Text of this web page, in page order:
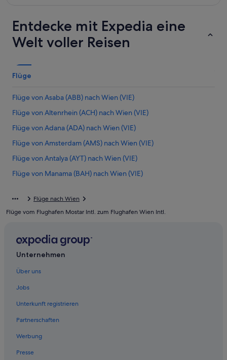
Entdecke mit Expedia eine
Welt voller Reisen
Flüge
Flüge von Asaba (ABB) nach Wien (VIE)
Flüge von Altenrhein (ACH) nach Wien (VIE)
Flüge von Adana (ADA) nach Wien (VIE)
Flüge von Amsterdam (AMS) nach Wien (VIE)
Flüge von Antalya (AYT) nach Wien (VIE)
Flüge von Manama (BAH) nach Wien (VIE)
Flüge von Brindisi (BDS) nach Wien (VIE)
Flüge von Berlin (BER) nach Wien (VIE)
Flüge von Bournemouth (BOH) nach Wien (VIE)
Flüge von Basel (BSL) nach Wien (VIE)
Flüge von Kairo (CAI) nach Wien (VIE)
Flüge nach Wien
Flüge vom Flughafen Mostar Intl. zum Flughafen Wien Intl.
Unternehmen
Über uns
Jobs
Unterkunft registrieren
Partnerschaften
Werbung
Presse